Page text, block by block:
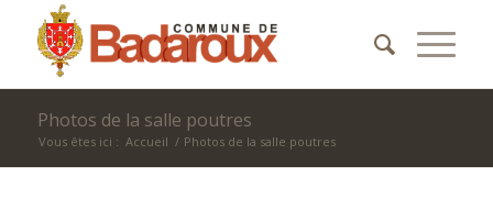
Photos de la salle poutres
Vous êtes ici : Accueil / Photos de la salle poutres